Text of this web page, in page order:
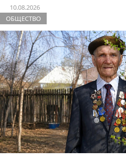
10.08.2026
ОБЩЕСТВО